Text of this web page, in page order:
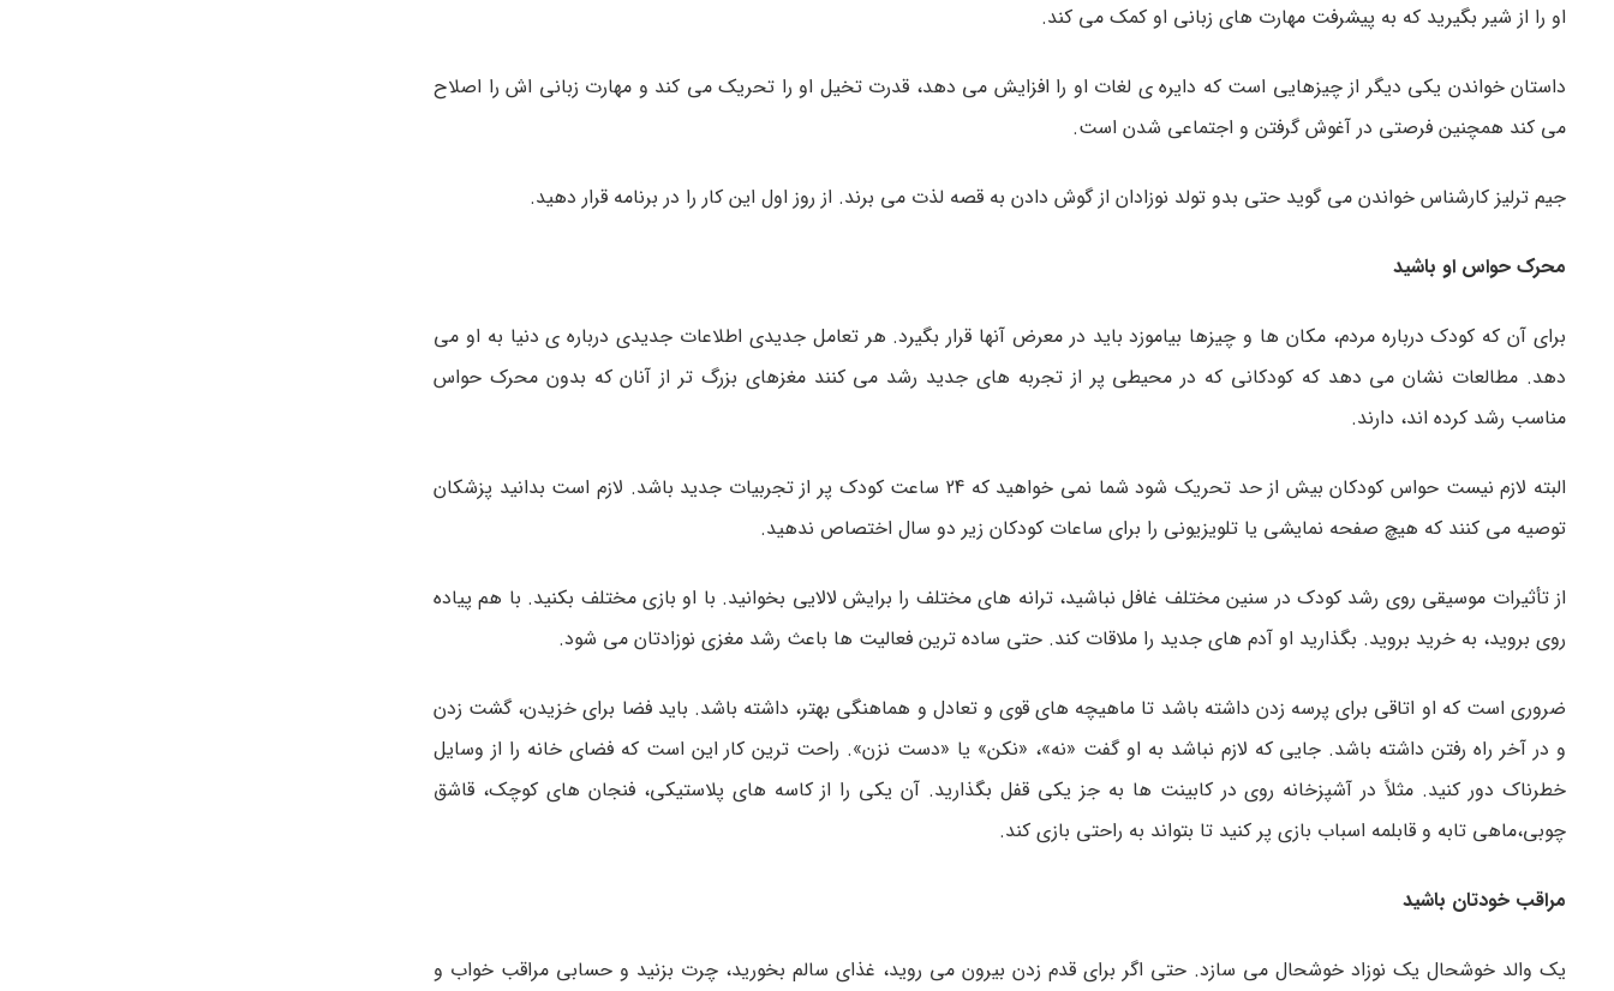
او را از شیر بگیرید که به پیشرفت مهارت های زبانی او کمک می کند.
داستان خواندن یکی دیگر از چیزهایی است که دایره ی لغات او را افزایش می دهد، قدرت تخیل او را تحریک می کند و مهارت زبانی اش را اصلاح
می کند همچنین فرصتی در آغوش گرفتن و اجتماعی شدن است.
جیم ترلیز کارشناس خواندن می گوید حتی بدو تولد نوزادان از گوش دادن به قصه لذت می برند. از روز اول این کار را در برنامه قرار دهید.
محرک حواس او باشید
برای آن که کودک درباره مردم، مکان ها و چیزها بیاموزد باید در معرض آنها قرار بگیرد. هر تعامل جدیدی اطلاعات جدیدی درباره ی دنیا به او می
دهد. مطالعات نشان می دهد که کودکانی که در محیطی پر از تجربه های جدید رشد می کنند مغزهای بزرگ تر از آنان که بدون محرک حواس
مناسب رشد کرده اند، دارند.
البته لازم نیست حواس کودکان بیش از حد تحریک شود شما نمی خواهید که 24 ساعت کودک پر از تجربیات جدید باشد. لازم است بدانید پزشکان
توصیه می کنند که هیچ صفحه نمایشی یا تلویزیونی را برای ساعات کودکان زیر دو سال اختصاص ندهید.
از تأثیرات موسیقی روی رشد کودک در سنین مختلف غافل نباشید، ترانه های مختلف را برایش لالایی بخوانید. با او بازی مختلف بکنید. با هم پیاده
روی بروید، به خرید بروید. بگذارید او آدم های جدید را ملاقات کند. حتی ساده ترین فعالیت ها باعث رشد مغزی نوزادتان می شود.
ضروری است که او اتاقی برای پرسه زدن داشته باشد تا ماهیچه های قوی و تعادل و هماهنگی بهتر، داشته باشد. باید فضا برای خزیدن، گشت زدن
و در آخر راه رفتن داشته باشد. جایی که لازم نباشد به او گفت «نه»، «نکن» یا «دست نزن». راحت ترین کار این است که فضای خانه را از وسایل
خطرناک دور کنید. مثلاً در آشپزخانه روی در کابینت ها به جز یکی قفل بگذارید. آن یکی را از کاسه های پلاستیکی، فنجان های کوچک، قاشق
چوبی،ماهی تابه و قابلمه اسباب بازی پر کنید تا بتواند به راحتی بازی کند.
مراقب خودتان باشید
یک والد خوشحال یک نوزاد خوشحال می سازد. حتی اگر برای قدم زدن بیرون می روید، غذای سالم بخورید، چرت بزنید و حسابی مراقب خواب و